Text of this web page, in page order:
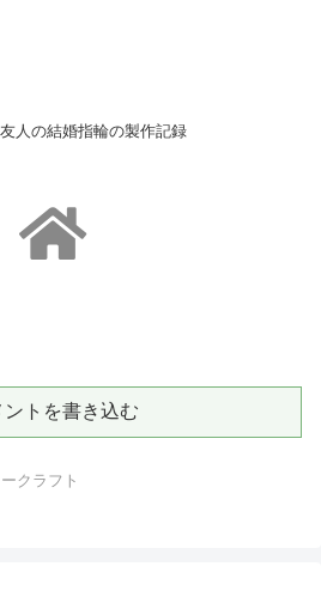
友人の結婚指輪の製作記録
ントを書き込む
クラフト